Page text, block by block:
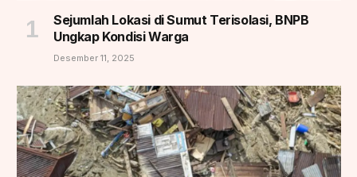
Sejumlah Lokasi di Sumut Terisolasi, BNPB
Ungkap Kondisi Warga
Desember 11, 2025